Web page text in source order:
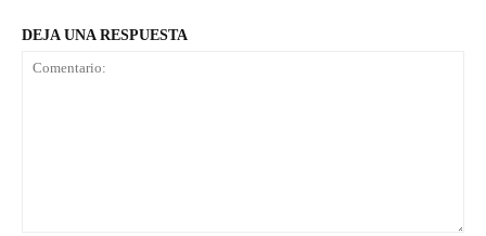
DEJA UNA RESPUESTA